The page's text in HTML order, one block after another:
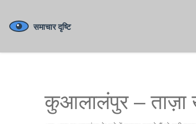
कुआलालंपुर – ताज़ा